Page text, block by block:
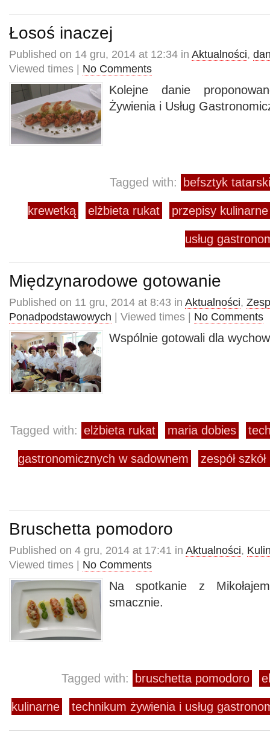
Łosoś inaczej
Published on 14 gru, 2014 at 12:34 in Aktualności,
Viewed times | No Comments
Kolejne danie
Żywienia i Usług
Tagged with: befsztyk
krewetką elżbieta rukat przepisy kulinarne
usług
Międzynarodowe gotowanie
Published on 11 gru, 2014 at 8:43 in Aktualności,
Ponadpodstawowych | Viewed times | No Comments
Wspólnie gotowali dla
Tagged with: elżbieta rukat maria dobies
gastronomicznych w sadownem zespół
Bruschetta pomodoro
Published on 4 gru, 2014 at 17:41 in Aktualności,
Viewed times | No Comments
Na spotkanie z
smacznie.
Tagged with: bruschetta pomodoro
kulinarne technikum żywienia i usług